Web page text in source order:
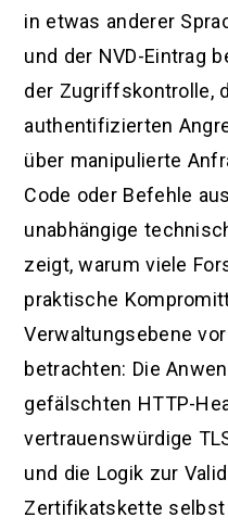
in etwas anderer
und der NVD-Eintrag
der Zugriffskontrolle,
authentifizierten
über manipulierte
Code oder Befehle
unabhängige
zeigt, warum viele
praktische
Verwaltungsebene
betrachten: Die
gefälschten HTTP-
vertrauenswürdige
und die Logik zur
Zertifikatskette